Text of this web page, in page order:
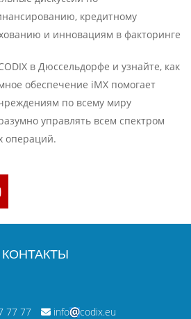
кредитному
и инновациям в факторинге
в Дюссельдорфе и узнайте, как
обеспечение iMX помогает
по всему миру
управлять всем спектром
операций.
КОНТАКТЫ
77 77 info
codix.eu